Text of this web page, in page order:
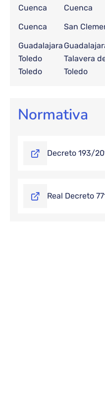
Cuenca
Cuenca
Cuenca
San
Guadalajara
Toledo
Talavera
Toledo
Toledo
Normativa
Decreto 193/
Real Decreto